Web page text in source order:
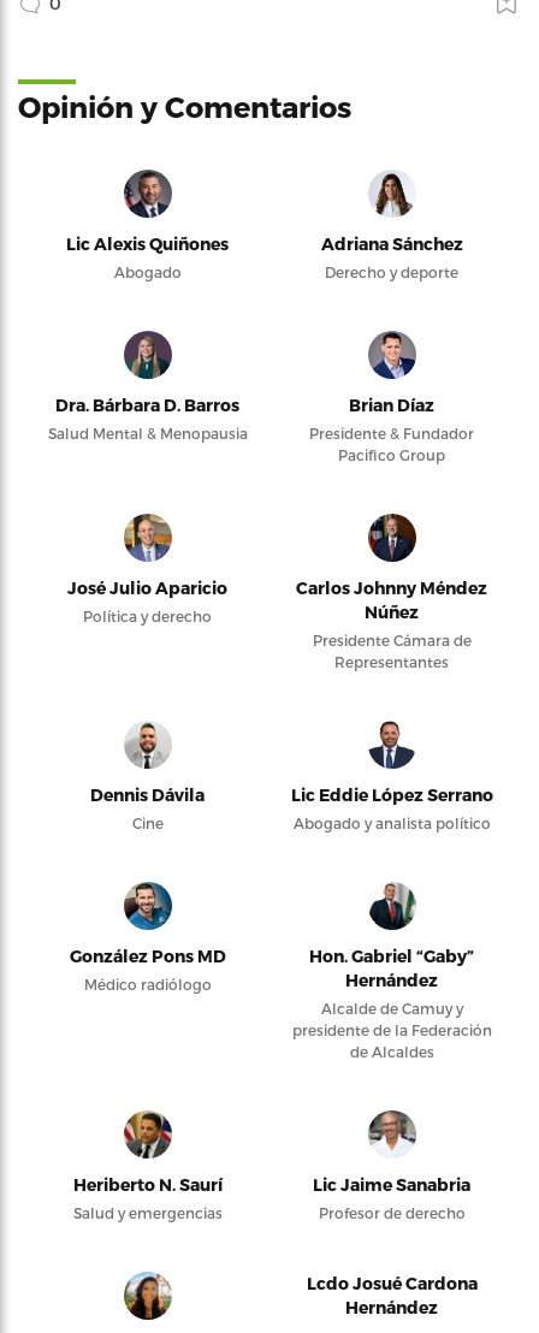
Opinión y Comentarios
Lic Alexis Quiñones
Abogado
Adriana Sánchez
Derecho y deporte
Dra. Bárbara D. Barros
Salud Mental & Menopausia
Brian Díaz
Presidente & Fundador
Pacifico Group
José Julio Aparicio
Política y derecho
Carlos Johnny Méndez
Núñez
Presidente Cámara de
Representantes
Dennis Dávila
Cine
Lic Eddie López Serrano
Abogado y analista político
González Pons MD
Médico radiólogo
Hon. Gabriel “Gaby”
Hernández
Alcalde de Camuy y
presidente de la Federación
de Alcaldes
Heriberto N. Saurí
Salud y emergencias
Lic Jaime Sanabria
Profesor de derecho
Lcdo Josué Cardona
Hernández